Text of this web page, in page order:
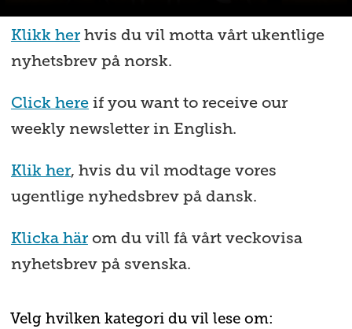
Klikk herhvis du vil motta vårt ukentlige
nyhetsbrev på norsk.
Click hereif you want to receive our
weekly newsletter in English.
Klik her, hvis du vil modtage vores
ugentlige nyhedsbrev på dansk.
Klicka härom du vill få vårt veckovisa
nyhetsbrev på svenska.
Velg hvilken kategori du vil lese om: